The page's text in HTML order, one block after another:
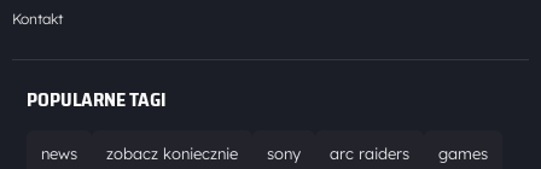
Kontakt
POPULARNE TAGI
news zobacz koniecznie sony arc raiders games